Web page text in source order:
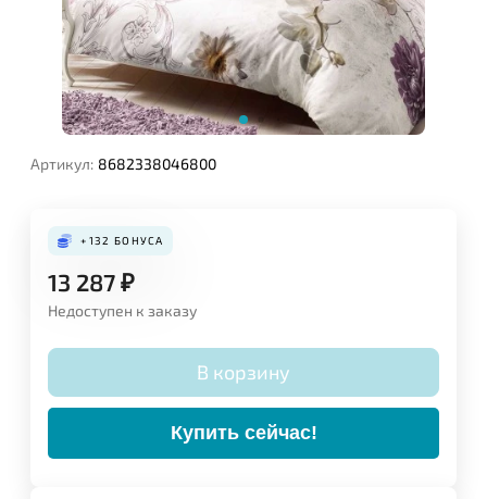
Артикул: 8682338046800
+132 БОНУСА
13 287₽
Недоступен к заказу
В корзину
Купить сейчас!